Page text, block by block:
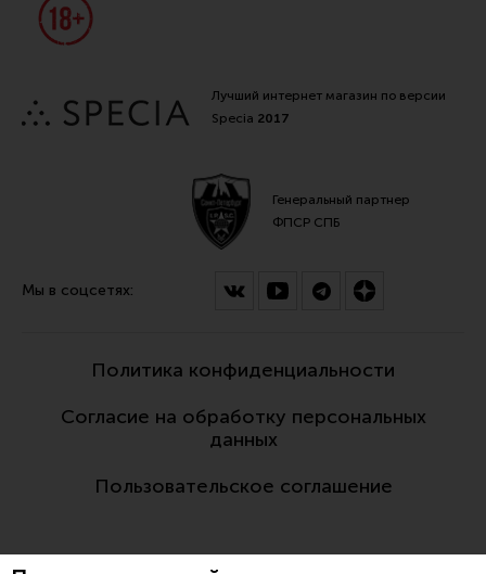
Лучший интернет магазин по версии
Specia 2017
Генеральный партнер
ФПСР СПБ
Мы в соцсетях:
Политика конфиденциальности
Согласие на обработку персональных
данных
Пользовательское соглашение